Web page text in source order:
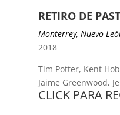
RETIRO DE
Monterrey, Nuevo
2018
Tim Potter, Kent
Jaime Greenwood,
CLICK PARA